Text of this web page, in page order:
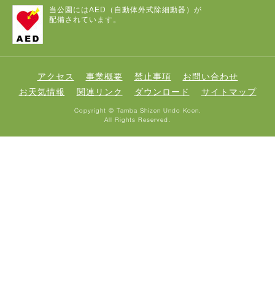
当公園にはAED（自動体外式除細動器）が
配備されています。
アクセス 事業概要 禁止事項
お問い合わせ
お天気情報
関連リンク ダウンロード サイトマップ
Copyright © Tamba Shizen Undo Koen.
All Rights Reserved.